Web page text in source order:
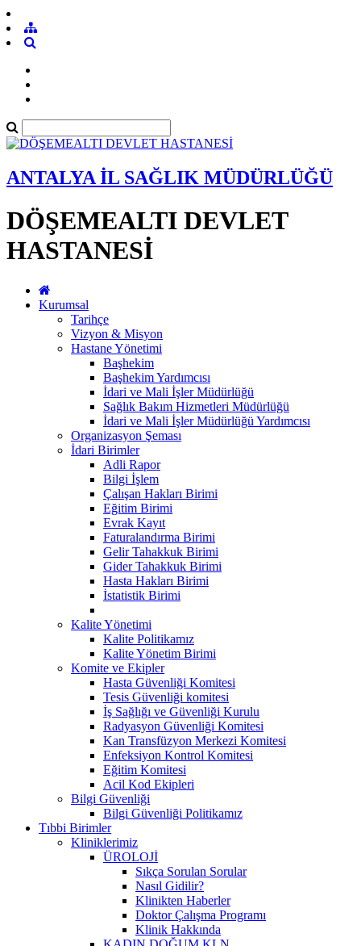
ANTALYA İL SAĞLIK MÜDÜRLÜĞÜ
DÖŞEMEALTI DEVLET
HASTANESİ
Kurumsal
Tarihçe
Vizyon & Misyon
Hastane Yönetimi
Başhekim
Başhekim Yardımcısı
İdari ve Mali İşler Müdürlüğü
Sağlık Bakım Hizmetleri Müdürlüğü
İdari ve Mali İşler Müdürlüğü Yardımcısı
Organizasyon Şeması
İdari Birimler
Adli Rapor
Bilgi İşlem
Çalışan Hakları Birimi
Eğitim Birimi
Evrak Kayıt
Faturalandırma Birimi
Gelir Tahakkuk Birimi
Gider Tahakkuk Birimi
Hasta Hakları Birimi
İstatistik Birimi
Kalite Yönetimi
Kalite Politikamız
Kalite Yönetim Birimi
Komite ve Ekipler
Hasta Güvenliği Komitesi
Tesis Güvenliği komitesi
İş Sağlığı ve Güvenliği Kurulu
Radyasyon Güvenliği Komitesi
Kan Transfüzyon Merkezi Komitesi
Enfeksiyon Kontrol Komitesi
Eğitim Komitesi
Acil Kod Ekipleri
Bilgi Güvenliği
Bilgi Güvenliği Politikamız
Tıbbi Birimler
Kliniklerimiz
ÜROLOJİ
Sıkça Sorulan Sorular
Nasıl Gidilir?
Klinikten Haberler
Doktor Çalışma Programı
Klinik Hakkında